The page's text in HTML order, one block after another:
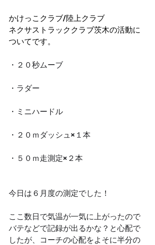
かけっこクラブ/陸上クラブ
ネクサストラッククラブ茨木の活動に
ついてです。
・２０秒ムーブ
・ラダー
・ミニハードル
・２０ｍダッシュ×１本
・５０ｍ走測定×２本
今日は６月度の測定でした！
ここ数日で気温が一気に上がったので
バテなどで記録が出るかな？と心配で
したが、コーチの心配をよそに半分の